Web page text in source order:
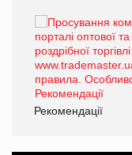
Рекомендації